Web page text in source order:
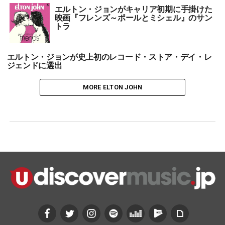
エルトン・ジョンがキャリア初期に手掛けた
映画『フレンズ～ポールとミシェル』のサン
トラ
エルトン・ジョンが史上初のレコード・ストア・デイ・レ
ジェンドに選出
MORE ELTON JOHN